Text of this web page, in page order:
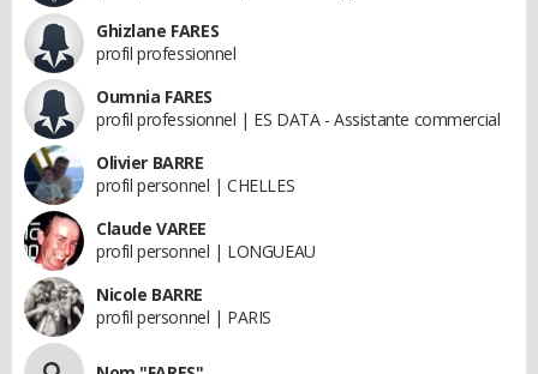
Ghizlane FARES
profil professionnel
Oumnia FARES
profil professionnel | ES DATA - Assistante commercial
Olivier BARRE
profil personnel | CHELLES
Claude VAREE
profil personnel | LONGUEAU
Nicole BARRE
profil personnel | PARIS